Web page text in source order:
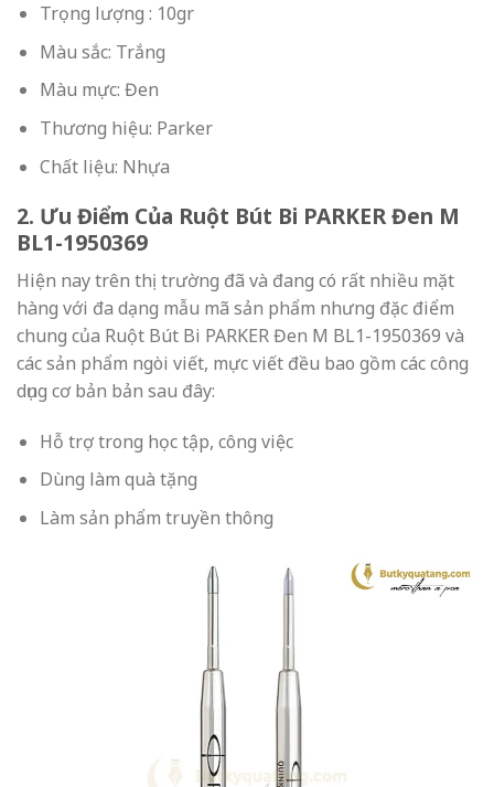
Trọng lượng : 10gr
Màu sắc: Trắng
Màu mực: Đen
Thương hiệu: Parker
Chất liệu: Nhựa
2. Ưu Điểm Của Ruột Bút Bi PARKER Đen M
BL1-1950369
Hiện nay trên thị trường đã và đang có rất nhiều mặt
hàng với đa dạng mẫu mã sản phẩm nhưng đặc điểm
chung của Ruột Bút Bi PARKER Đen M BL1-1950369 và
các sản phẩm ngòi viết, mực viết đều bao gồm các công
dụng cơ bản bản sau đây:
Hỗ trợ trong học tập, công việc
Dùng làm quà tặng
Làm sản phẩm truyền thông